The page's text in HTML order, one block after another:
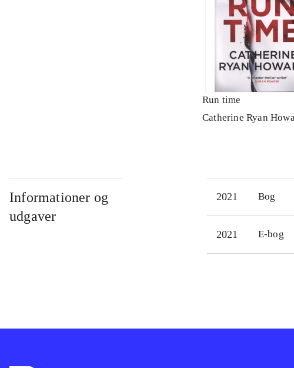
Run time
Catherine Ryan
Informationer og
udgaver
2021 Bog
2021 E-bog